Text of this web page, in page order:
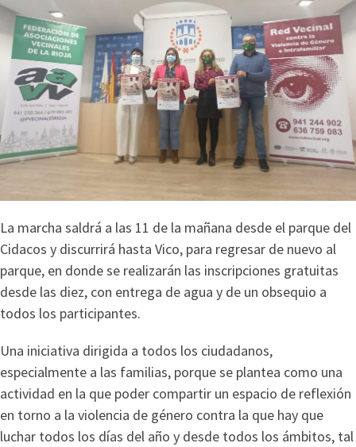
La marcha saldrá a las 11 de la mañana desde el parque del
Cidacos y discurrirá hasta Vico, para regresar de nuevo al
parque, en donde se realizarán las inscripciones gratuitas
desde las diez, con entrega de agua y de un obsequio a
todos los participantes.
Una iniciativa dirigida a todos los ciudadanos,
especialmente a las familias, porque se plantea como una
actividad en la que poder compartir un espacio de reflexión
en torno a la violencia de género contra la que hay que
luchar todos los días del año y desde todos los ámbitos, tal